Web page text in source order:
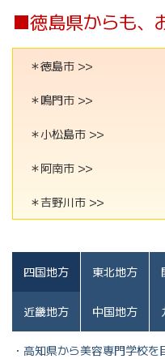
■徳島県からも、
＊徳島市 >>
＊鳴門市 >>
＊小松島市 >>
＊阿南市 >>
＊吉野川市 >>
四国地方 東北地方
近畿地方 中国地方
・高知県から美容専門学校を